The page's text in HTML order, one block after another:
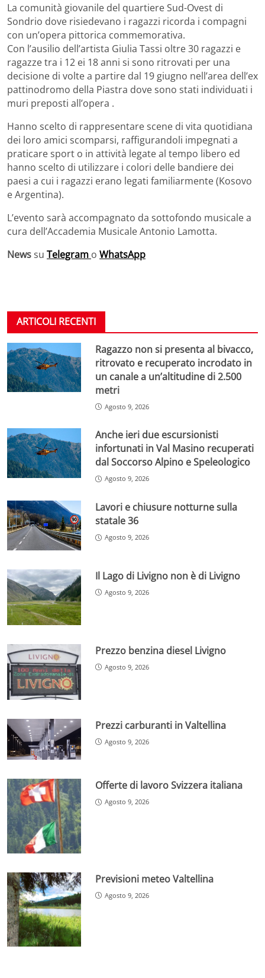
La comunità giovanile del quartiere Sud-Ovest di
Sondrio dove risiedevano i ragazzi ricorda i compagni
con un’opera pittorica commemorativa.
Con l’ausilio dell’artista Giulia Tassi oltre 30 ragazzi e
ragazze tra i 12 ei 18 anni si sono ritrovati per una
decisione di volte a partire dal 19 giugno nell’area dell’ex
pattinodromo della Piastra dove sono stati individuati i
muri preposti all’opera .
Hanno scelto di rappresentare scene di vita quotidiana
dei loro amici scomparsi, raffigurandoli impegnati a
praticare sport o in attività legate al tempo libero ed
hanno scelto di utilizzare i colori delle bandiere dei
paesi a cui i ragazzi erano legati familiarmente (Kosovo
e Argentina).
L’evento sarà accompagnato da sottofondo musicale a
cura dell’Accademia Musicale Antonio Lamotta.
Newssu Telegram o WhatsApp
ARTICOLI RECENTI
Ragazzo non si presenta al bivacco,
ritrovato e recuperato incrodato in
un canale a un’altitudine di 2.500
metri
Agosto 9, 2026
Anche ieri due escursionisti
infortunati in Val Masino recuperati
dal Soccorso Alpino e Speleologico
Agosto 9, 2026
Lavori e chiusure notturne sulla
statale 36
Agosto 9, 2026
Il Lago di Livigno non è di Livigno
Agosto 9, 2026
Prezzo benzina diesel Livigno
Agosto 9, 2026
Prezzi carburanti in Valtellina
Agosto 9, 2026
Offerte di lavoro Svizzera italiana
Agosto 9, 2026
Previsioni meteo Valtellina
Agosto 9, 2026